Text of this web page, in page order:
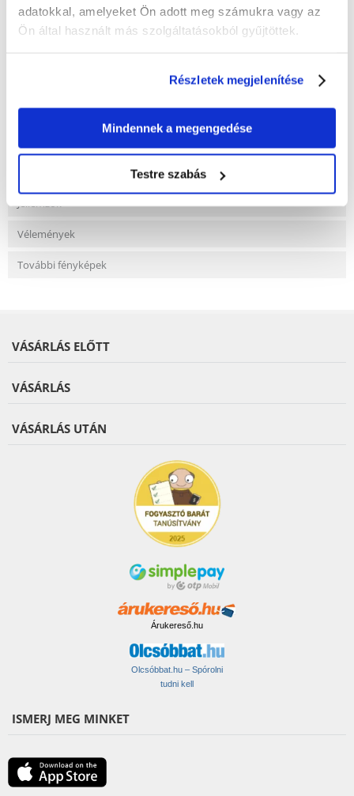
adatokkal, amelyeket Ön adott meg számukra vagy az
Ön által használt más szolgáltatásokból gyűjtöttek.
Részletek megjelenítése
Mindennek a megengedése
Testre szabás
KÉRDEZZ TŐLÜNK!
Gyakori Kérdések (GYIK)
Jellemzők
Vélemények
További fényképek
VÁSÁRLÁS ELŐTT
VÁSÁRLÁS
VÁSÁRLÁS UTÁN
Árukereső.hu
Olcsóbbat.hu – Spórolni
tudni kell
ISMERJ MEG MINKET